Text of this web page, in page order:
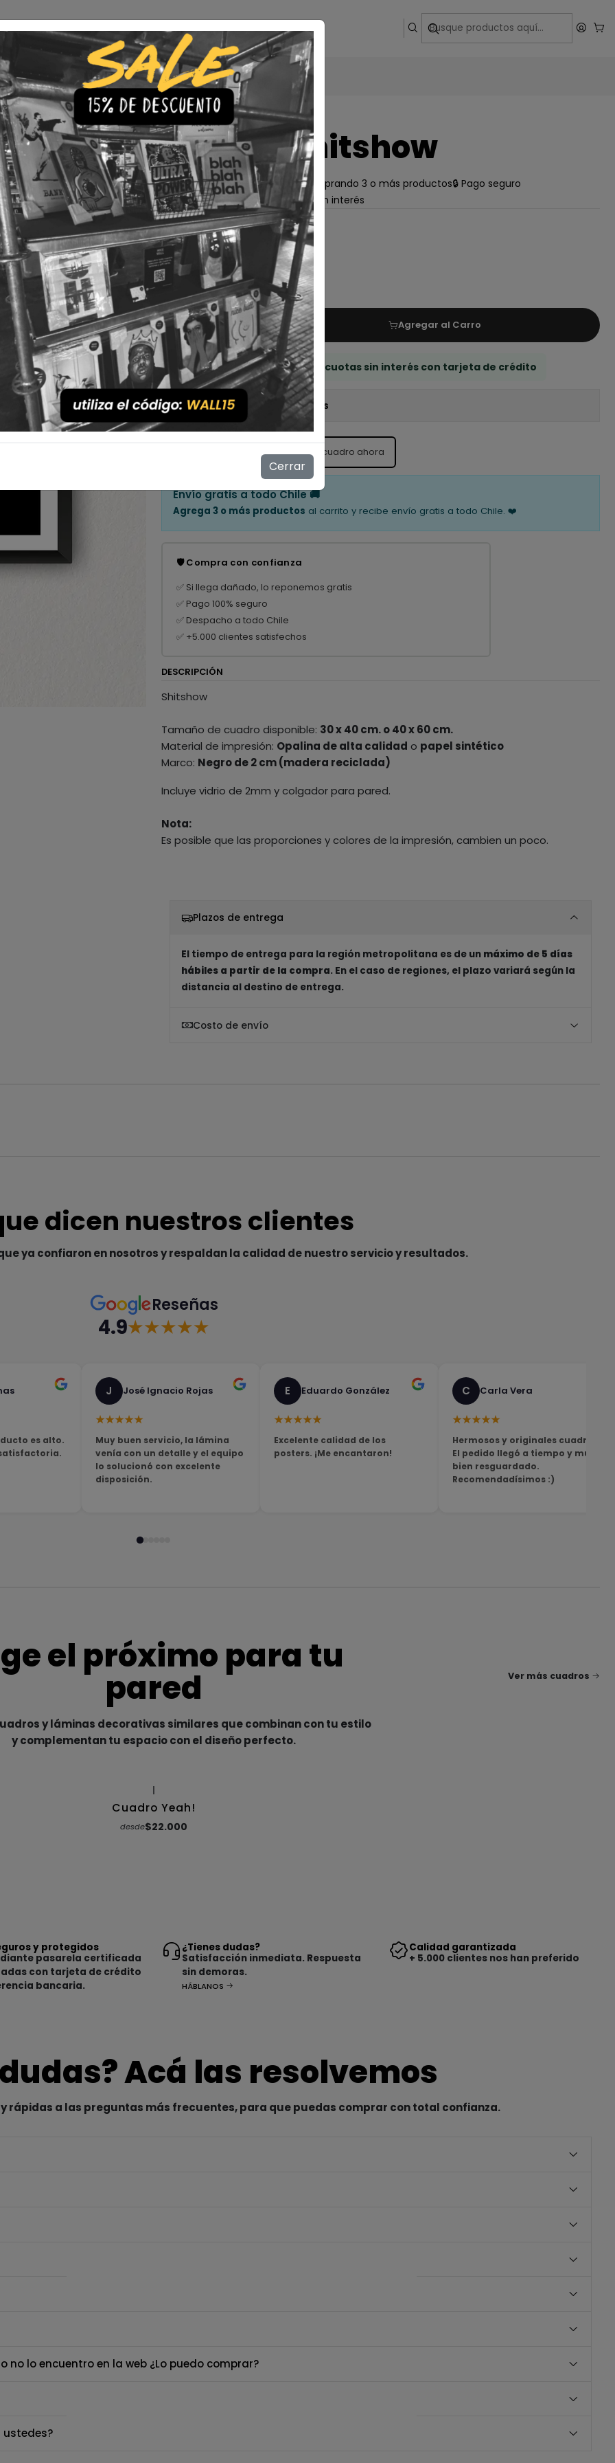
IluminaciónPrecios de cuadros & láminasPlazos de Entrega
|Cuadro Shitshow
🇨🇱 Envío gratis a todo Chile comprando 3 o más productos🔒 Pago seguro
💎 Calidad Premium💳 3 Cuotas sin interés
TAMAÑO
30x40 40x60
LÁMINA
Con Marco Sin Marco
Cantidad
Agregar al Carro
💳 Compra ahora y paga en 3 cuotas sin interés con tarjeta de crédito
Mostrar stock de ubicaciones
personas están viendo este cuadro ahora
Envío gratis a todo Chile 🚚
Agrega 3 o más productos al carrito y recibe envío gratis a todo Chile. ❤️
🛡️ Compra con confianza
✅ Si llega dañado, lo reponemos gratis
✅ Pago 100% seguro
✅ Despacho a todo Chile
✅ +5.000 clientes satisfechos
DESCRIPCIÓN
Shitshow
Tamaño de cuadro disponible: 30 x 40 cm. o 40 x 60 cm.
Material de impresión: Opalina de alta calidad o papel sintético
Marco: Negro de 2 cm (madera reciclada)
Incluye vidrio de 2mm y colgador para pared.
Nota:
Es posible que las proporciones y colores de la impresión, cambien un poco.
Plazos de entrega
El tiempo de entrega para la región metropolitana es de un máximo de 5 días
hábiles a partir de la compra. En el caso de regiones, el plazo variará según la
distancia al destino de entrega.
Costo de envío
dicen nuestros clientes
ya confiaron en nosotros y respaldan la calidad de nuestro servicio y resultados.
Reseñas
4.9★★★★★
es alto.
J José Ignacio Rojas
★★★★★
Muy buen servicio, la lámina
venía con un detalle y el equipo
lo solucionó con excelente
disposición.
E Eduardo González
★★★★★
Excelente calidad de los
posters. ¡Me encantaron!
C Carla Vera
★★★★★
Hermosos y originales cuadros!
El pedido llegó a tiempo y muy
bien resguardado.
Recomendadísimos :)
el próximo para tu
pared
y láminas decorativas similares que combinan con tu estilo
y complementan tu espacio con el diseño perfecto.
Ver más cuadros
Cuadro Yeah!
desde$22.000
y protegidos
pasarela certificada
con tarjeta de crédito
bancaria.
¿Tienes dudas?
Satisfacción inmediata. Respuesta
sin demoras.
HÁBLANOS
Calidad garantizada
+ 5.000 clientes nos han preferido
Acá las resolvemos
rápidas a las preguntas más frecuentes, para que puedas comprar con total confianza.
lo encuentro en la web ¿Lo puedo comprar?
Cerrar